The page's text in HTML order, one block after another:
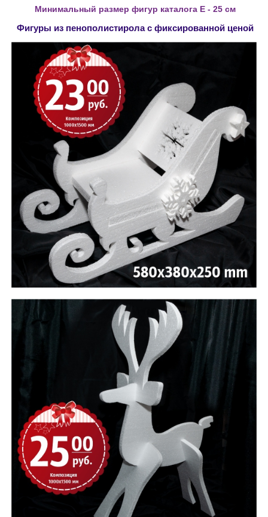
Минимальный размер фигур каталога E - 25 см
Фигуры из пенополистирола с фиксированной ценой